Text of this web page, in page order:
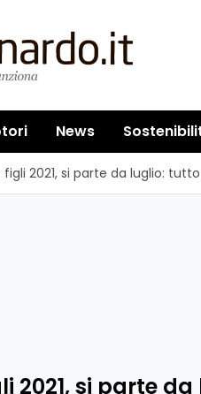
News
2021, si parte da luglio:
2021, si parte